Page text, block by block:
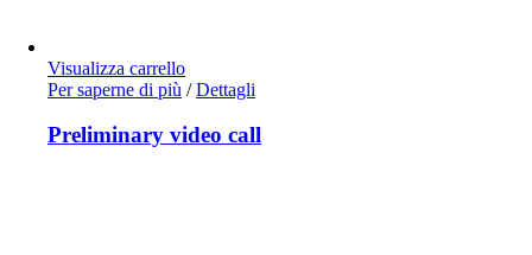
Visualizza carrello
Per saperne di più / Dettagli
Preliminary video call